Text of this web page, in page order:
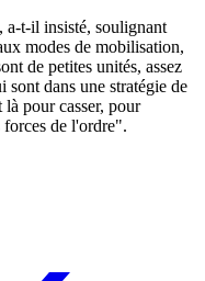
t-il insisté, soulignant
modes de mobilisation,
de petites unités, assez
dans une stratégie de
pour casser, pour
forces de l'ordre".